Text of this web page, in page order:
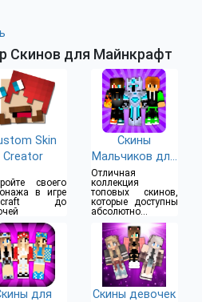
Скинов для Майнкрафт
Skin
Creator
своего
в игре
до
Скины
Мальчиков для
Майнкрафт ПЕ
Отличная
коллекция
топовых скинов,
которые доступны
абсолютно
бесплатно
для
Скины девочек